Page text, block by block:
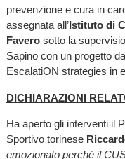
prevenzione e cura in
assegnata all’Istituto di
Faverosotto la
Sapino con un progetto
EscalatiON strategies in
DICHIARAZIONI
Ha aperto gli interventi il
Sportivo torinese
emozionato perché il